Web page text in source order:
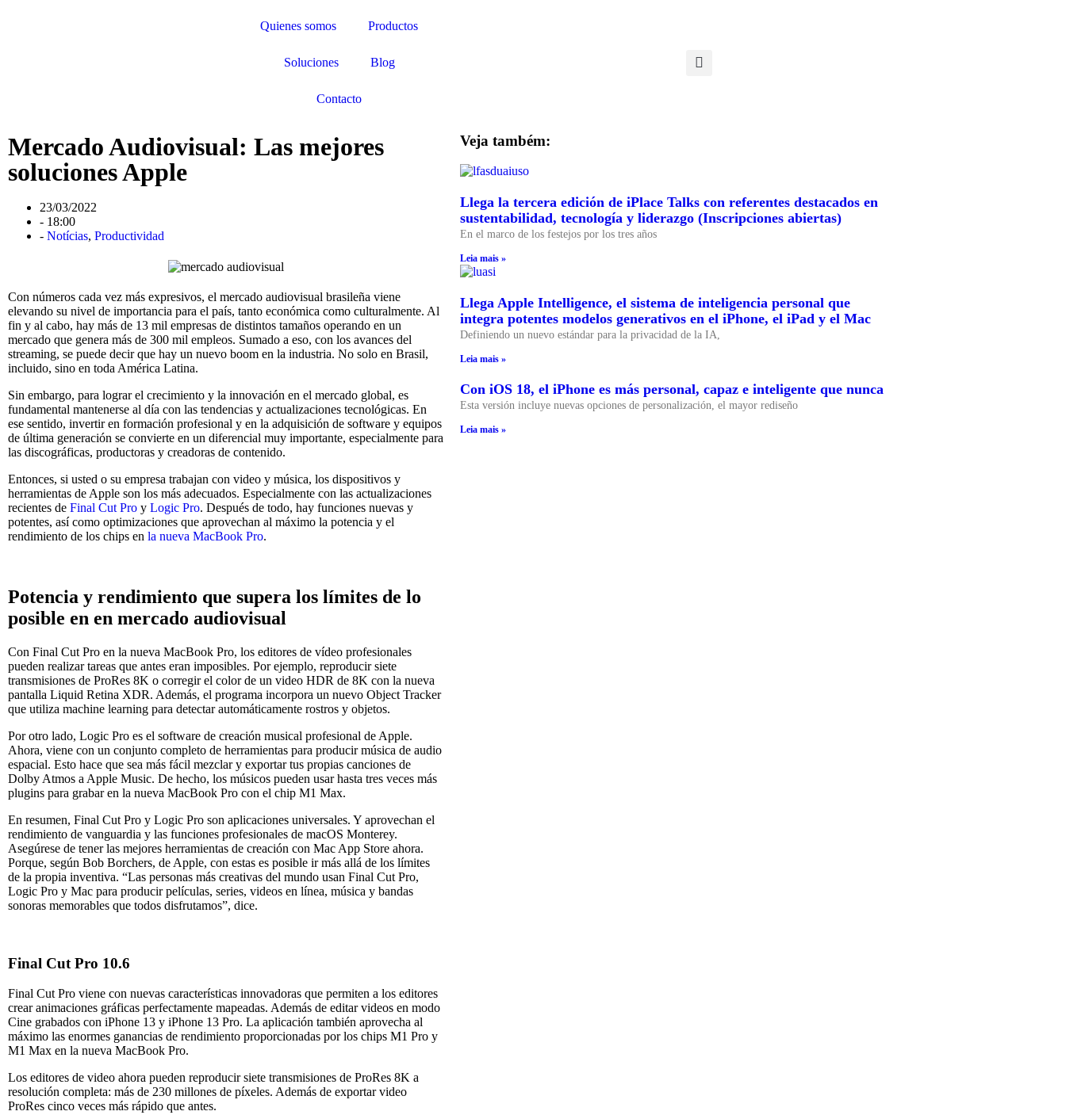
Quienes somos Productos
Soluciones Blog
Contacto
Mercado Audiovisual: Las mejores
soluciones Apple
23/03/2022
- 18:00
- Notícias, Productividad
Con números cada vez más expresivos, el mercado audiovisual brasileña viene
elevando su nivel de importancia para el país, tanto económica como culturalmente. Al
fin y al cabo, hay más de 13 mil empresas de distintos tamaños operando en un
mercado que genera más de 300 mil empleos. Sumado a eso, con los avances del
streaming, se puede decir que hay un nuevo boom en la industria. No solo en Brasil,
incluido, sino en toda América Latina.
Sin embargo, para lograr el crecimiento y la innovación en el mercado global, es
fundamental mantenerse al día con las tendencias y actualizaciones tecnológicas. En
ese sentido, invertir en formación profesional y en la adquisición de software y equipos
de última generación se convierte en un diferencial muy importante, especialmente para
las discográficas, productoras y creadoras de contenido.
Entonces, si usted o su empresa trabajan con video y música, los dispositivos y
herramientas de Apple son los más adecuados. Especialmente con las actualizaciones
recientes de Final Cut Pro y Logic Pro. Después de todo, hay funciones nuevas y
potentes, así como optimizaciones que aprovechan al máximo la potencia y el
rendimiento de los chips en la nueva MacBook Pro.
Potencia y rendimiento que supera los límites de lo
posible en en mercado audiovisual
Con Final Cut Pro en la nueva MacBook Pro, los editores de vídeo profesionales
pueden realizar tareas que antes eran imposibles. Por ejemplo, reproducir siete
transmisiones de ProRes 8K o corregir el color de un video HDR de 8K con la nueva
pantalla Liquid Retina XDR. Además, el programa incorpora un nuevo Object Tracker
que utiliza machine learning para detectar automáticamente rostros y objetos.
Por otro lado, Logic Pro es el software de creación musical profesional de Apple.
Ahora, viene con un conjunto completo de herramientas para producir música de audio
espacial. Esto hace que sea más fácil mezclar y exportar tus propias canciones de
Dolby Atmos a Apple Music. De hecho, los músicos pueden usar hasta tres veces más
plugins para grabar en la nueva MacBook Pro con el chip M1 Max.
En resumen, Final Cut Pro y Logic Pro son aplicaciones universales. Y aprovechan el
rendimiento de vanguardia y las funciones profesionales de macOS Monterey.
Asegúrese de tener las mejores herramientas de creación con Mac App Store ahora.
Porque, según Bob Borchers, de Apple, con estas es posible ir más allá de los límites
de la propia inventiva. “Las personas más creativas del mundo usan Final Cut Pro,
Logic Pro y Mac para producir películas, series, videos en línea, música y bandas
sonoras memorables que todos disfrutamos”, dice.
Final Cut Pro 10.6
Final Cut Pro viene con nuevas características innovadoras que permiten a los editores
crear animaciones gráficas perfectamente mapeadas. Además de editar videos en modo
Cine grabados con iPhone 13 y iPhone 13 Pro. La aplicación también aprovecha al
máximo las enormes ganancias de rendimiento proporcionadas por los chips M1 Pro y
M1 Max en la nueva MacBook Pro.
Los editores de video ahora pueden reproducir siete transmisiones de ProRes 8K a
resolución completa: más de 230 millones de píxeles. Además de exportar video
ProRes cinco veces más rápido que antes.
Veja também:
Llega la tercera edición de iPlace Talks con referentes destacados en
sustentabilidad, tecnología y liderazgo (Inscripciones abiertas)
En el marco de los festejos por los tres años
Leia mais »
Llega Apple Intelligence, el sistema de inteligencia personal que
integra potentes modelos generativos en el iPhone, el iPad y el Mac
Definiendo un nuevo estándar para la privacidad de la IA,
Leia mais »
Con iOS 18, el iPhone es más personal, capaz e inteligente que nunca
Esta versión incluye nuevas opciones de personalización, el mayor rediseño
Leia mais »